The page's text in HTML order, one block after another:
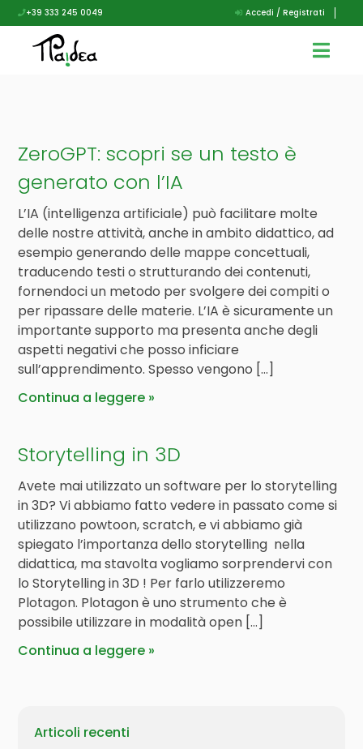
+39 333 245 0049 Accedi / Registrati
ZeroGPT: scopri se un testo è
generato con l’IA
L’IA (intelligenza artificiale) può facilitare molte
delle nostre attività, anche in ambito didattico, ad
esempio generando delle mappe concettuali,
traducendo testi o strutturando dei contenuti,
fornendoci un metodo per svolgere dei compiti o
per ripassare delle materie. L’IA è sicuramente un
importante supporto ma presenta anche degli
aspetti negativi che posso inficiare
sull’apprendimento. Spesso vengono […]
Continua a leggere
Storytelling in 3D
Avete mai utilizzato un software per lo storytelling
in 3D? Vi abbiamo fatto vedere in passato come si
utilizzano powtoon, scratch, e vi abbiamo già
spiegato l’importanza dello storytelling nella
didattica, ma stavolta vogliamo sorprendervi con
lo Storytelling in 3D ! Per farlo utilizzeremo
Plotagon. Plotagon è uno strumento che è
possibile utilizzare in modalità open […]
Continua a leggere
Articoli recenti